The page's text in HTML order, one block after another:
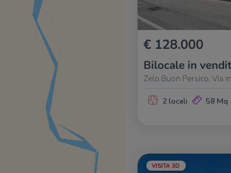
€ 128.000
Bilocale in
Zelo Buon Persico, Via
2 locali 58 Mq
VISITA 3D